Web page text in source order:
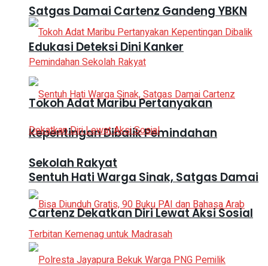
Tokoh Adat Maribu Pertanyakan
Kepentingan Dibalik Pemindahan
Sekolah Rakyat
Satgas Damai Cartenz Gandeng YBKN
Edukasi Deteksi Dini Kanker
Sentuh Hati Warga Sinak, Satgas Damai
Cartenz Dekatkan Diri Lewat Aksi Sosial